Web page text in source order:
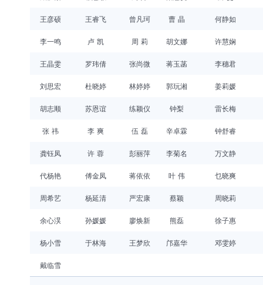
王彦硕 王睿飞 曾凡珂 曹 晶 何静如
李一鸣 卢 凯 周 莉 胡文娜 许慧娴
王晶雯 罗玮倩 张尚微 蒋玉菡 李穗君
刘思宏 杜晓婷 林婷婷 郭玩湘 姜莉媛
胡志顺 苏恩谊 练颖仪 钟梨 雷长梅
张 祎 李 爽 伍 磊 辛卓霖 钟舒睿
龚钰凤 许 蓉 彭丽萍 李菊名 万文静
代杨艳 傅金凤 蒋依依 叶 伟 乜晓爽
周希艺 杨延清 严宏康 蔡颖 周晓莉
余心淏 孙媛媛 廖焕新 熊磊 徐子惠
杨小雪 于林海 王梦欣 邝嘉华 邓雯婷
戴临雪